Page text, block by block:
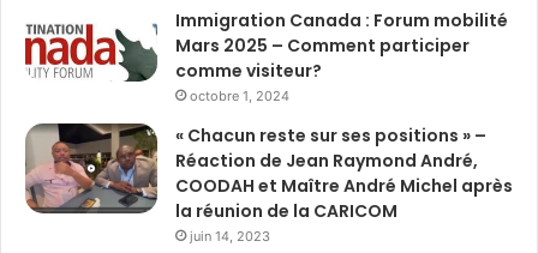
Immigration Canada : Forum mobilité
Mars 2025 – Comment participer
comme visiteur?
octobre 1, 2024
« Chacun reste sur ses positions » –
Réaction de Jean Raymond André,
COODAH et Maître André Michel après
la réunion de la CARICOM
juin 14, 2023